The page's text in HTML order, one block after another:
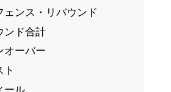
ェンス・リバウンド
ンド合計
オーバー
ト